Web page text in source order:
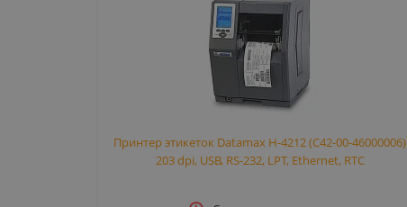
Принтер этикеток Datamax H-4212 (C42-00-46000006)
203 dpi, USB, RS-232, LPT, Ethernet, RTC